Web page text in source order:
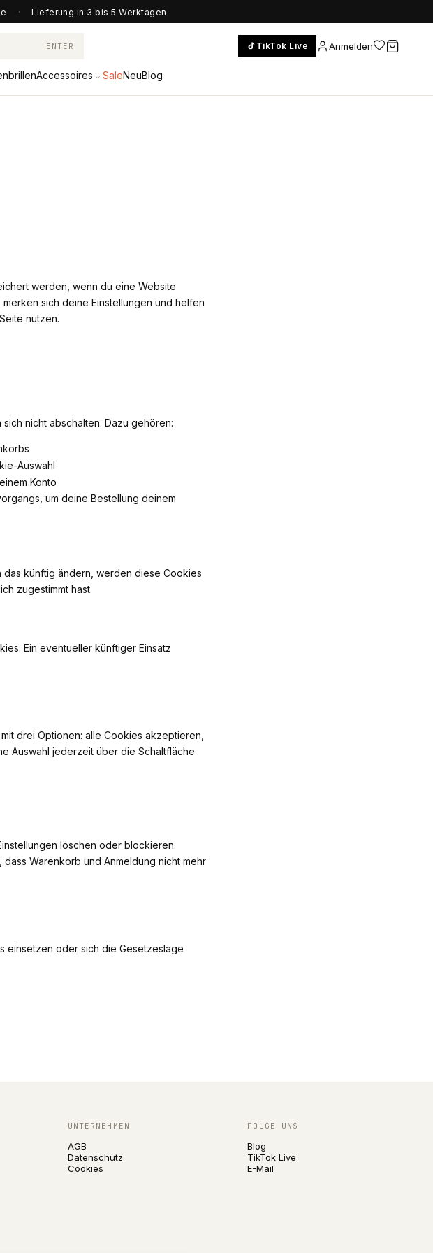
· Lieferung in 3 bis 5 Werktagen
ENTER TikTok Live Anmelden
Accessoires SaleNeuBlog
werden, wenn du eine Website
sich deine Einstellungen und helfen
nutzen.
nicht abschalten. Dazu gehören:
Auswahl
Konto
um deine Bestellung deinem
das künftig ändern, werden diese Cookies
zugestimmt hast.
Ein eventueller künftiger Einsatz
drei Optionen: alle Cookies akzeptieren,
Auswahl jederzeit über die Schaltfläche
löschen oder blockieren.
Warenkorb und Anmeldung nicht mehr
einsetzen oder sich die Gesetzeslage
UNTERNEHMEN
AGB
Datenschutz
Cookies
FOLGE UNS
Blog
TikTok Live
E-Mail